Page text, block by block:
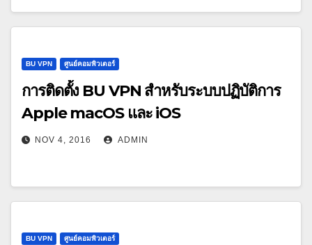
BU VPN ศูนย์คอมพิวเตอร์
การติดตั้ง BU VPN สำหรับระบบปฏิบัติการ
Apple macOS และ iOS
NOV 4, 2016 ADMIN
BU VPN ศูนย์คอมพิวเตอร์